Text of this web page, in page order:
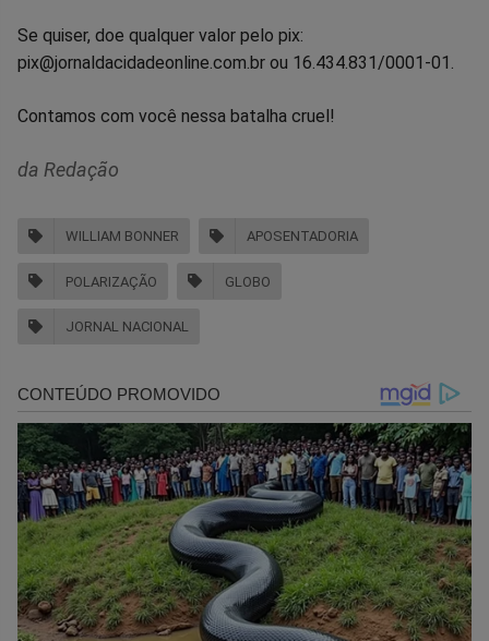
Se quiser, doe qualquer valor pelo pix:
pix@jornaldacidadeonline.com.br ou 16.434.831/0001-01.
Contamos com você nessa batalha cruel!
da Redação
WILLIAM BONNER APOSENTADORIA
POLARIZAÇÃO GLOBO
JORNAL NACIONAL